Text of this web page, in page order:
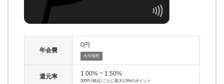
年会費
0
永年無料
還元率 1.00% ~ 1.50%
200円（税込）ごとに最大1.5%のポイント